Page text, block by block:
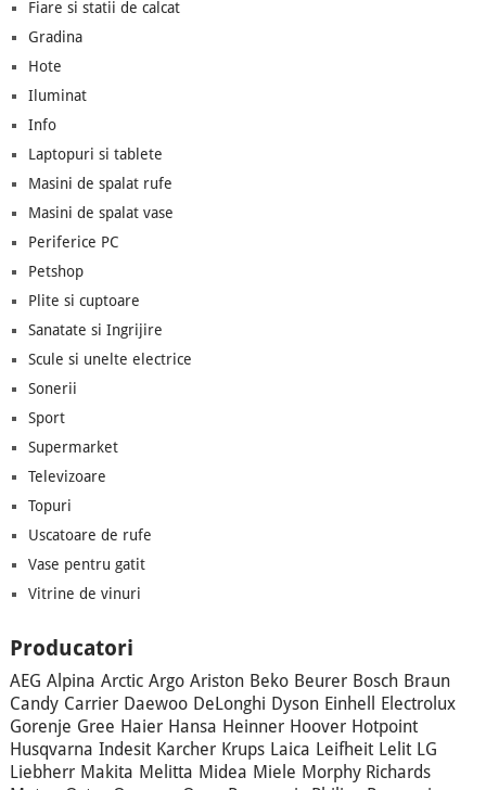
Fiare si statii de calcat
Gradina
Hote
Iluminat
Info
Laptopuri si tablete
Masini de spalat rufe
Masini de spalat vase
Periferice PC
Petshop
Plite si cuptoare
Sanatate si Ingrijire
Scule si unelte electrice
Sonerii
Sport
Supermarket
Televizoare
Topuri
Uscatoare de rufe
Vase pentru gatit
Vitrine de vinuri
Producatori
AEG Alpina Arctic Argo Ariston Beko Beurer Bosch Braun
Candy Carrier Daewoo DeLonghi Dyson Einhell
Electrolux
Gorenje Gree Haier Hansa Heinner Hoover Hotpoint
Husqvarna Indesit Karcher Krups Laica Leifheit Lelit LG
Liebherr Makita Melitta Midea Miele Morphy Richards